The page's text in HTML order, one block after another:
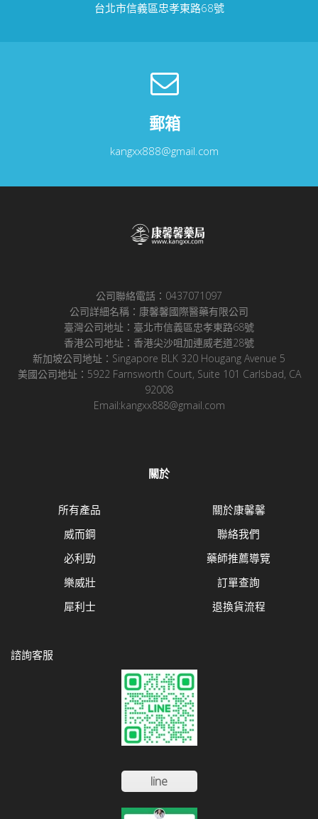
台北市信義區忠孝東路68號
郵箱
kangxx888@gmail.com
公司聯絡電話：0437071097
公司詳細名稱：康馨馨國際醫藥有限公司
臺灣公司地址：臺北市信義區忠孝東路68號
香港公司地址：香港尖沙咀加連威老道28號
新加坡公司地址：Singapore BLK 320 Hougang Avenue 5
美國公司地址：5922 Farnsworth Court, Suite 101 Carlsbad, CA
92008
Email:kangxx888@gmail.com
關於
所有產品
威而鋼
必利勁
樂威壯
犀利士
關於康馨馨
聯絡我們
藥師推薦導覽
訂單查詢
退換貨流程
諮詢客服
line